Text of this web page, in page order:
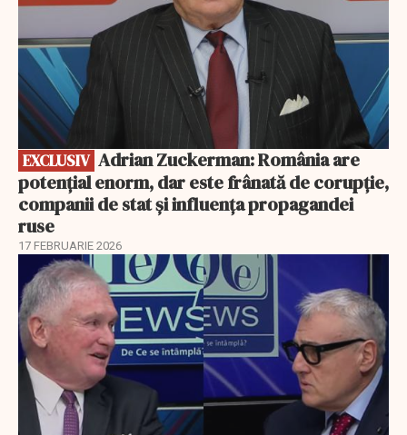
EXCLUSIV
potențial enorm, dar este frânată de corupție,
companii de stat și influența propagandei
ruse
17 FEBRUARIE 2026
EXCLUSIV